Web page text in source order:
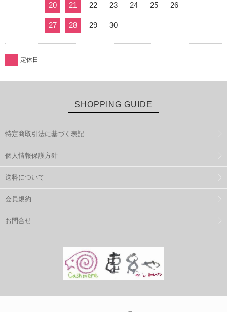
20 21 22 23 24 25 26
27 28 29 30
定休日
SHOPPING GUIDE
特定商取引法に基づく表記
個人情報保護方針
送料について
会員規約
お問合せ